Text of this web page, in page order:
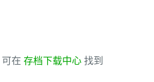
在 存档下载中心 找到